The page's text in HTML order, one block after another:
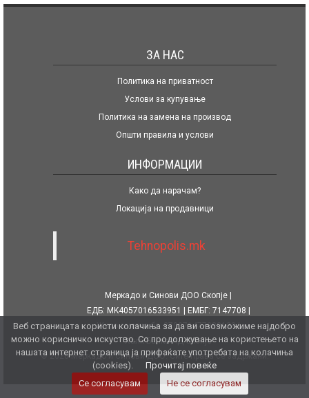
ЗА НАС
Политика на приватност
Услови за купување
Политика на замена на производ
Општи правила и услови
ИНФОРМАЦИИ
Како да нарачам?
Локација на продавници
Tehnopolis.mk
Меркадо и Синови ДОО Скопје
ЕДБ: MK4057016533951
ЕМБГ: 7147708
Жиро сметка бр. 270071477080139
Халк Банка АД Скопје
© 2026 Меркадо и Синови ДОО. Сите права се задржани.
Веб страницата користи колачиња за да ви овозможиме најдобро
можно корисничко искуство. Со продолжување на користењето на
нашата интернет страница ја прифаќате употребата на колачиња
(cookies).
Прочитај повеќе
Се согласувам
Не се согласувам